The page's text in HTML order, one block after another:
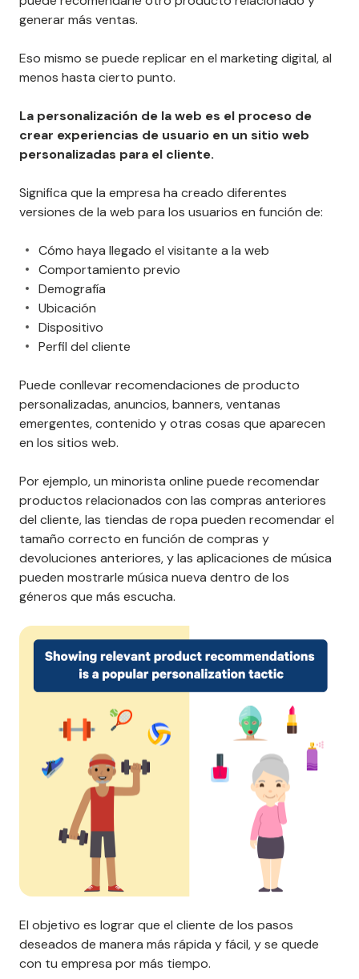
generar más ventas.
Eso mismo se puede replicar en el marketing digital, al
menos hasta cierto punto.
La personalización de la web es el proceso de
crear experiencias de usuario en un sitio web
personalizadas para el cliente.
Significa que la empresa ha creado diferentes
versiones de la web para los usuarios en función de:
Cómo haya llegado el visitante a la web
Comportamiento previo
Demografía
Ubicación
Dispositivo
Perfil del cliente
Puede conllevar recomendaciones de producto
personalizadas, anuncios, banners, ventanas
emergentes, contenido y otras cosas que aparecen
en los sitios web.
Por ejemplo, un minorista online puede recomendar
productos relacionados con las compras anteriores
del cliente, las tiendas de ropa pueden recomendar el
tamaño correcto en función de compras y
devoluciones anteriores, y las aplicaciones de música
pueden mostrarle música nueva dentro de los
géneros que más escucha.
El objetivo es lograr que el cliente de los pasos
deseados de manera más rápida y fácil, y se quede
con tu empresa por más tiempo.